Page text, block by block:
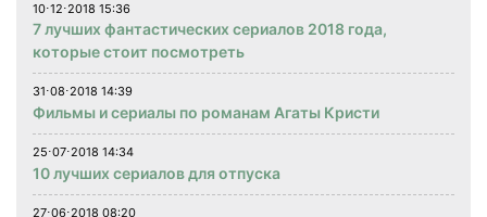
10⋅12⋅2018 15:36
7 лучших фантастических сериалов 2018 года,
которые стоит посмотреть
31⋅08⋅2018 14:39
Фильмы и сериалы по романам Агаты Кристи
25⋅07⋅2018 14:34
10 лучших сериалов для отпуска
27⋅06⋅2018 08:20